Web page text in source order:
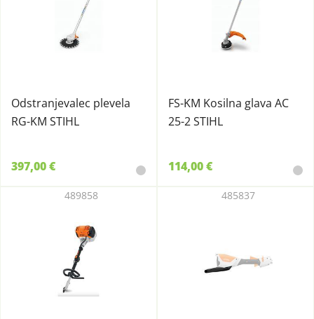
Odstranjevalec plevela
RG-KM STIHL
397,00 €
FS-KM Kosilna glava AC
25-2 STIHL
114,00 €
489858 485837